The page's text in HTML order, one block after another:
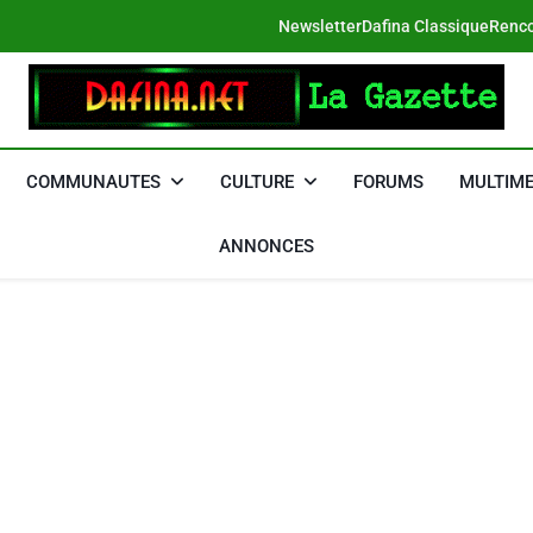
NewsletterDafina Classique
DAFINA
COMMUNAUTES CULTURE FORUMS
ANNONCES